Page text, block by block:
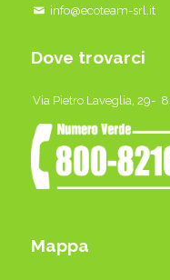
info@ecoteam-srl.it
Dove trovarci
Via Pietro Laveglia, 29-
Mappa